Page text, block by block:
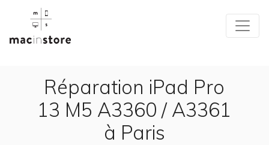
Réparation iPad Pro
13 M5 A3360 / A3361
à Paris